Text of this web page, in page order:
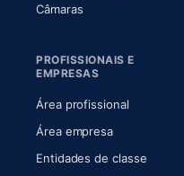
Câmaras(abre em nova aba)
PROFISSIONAIS E
EMPRESAS
Área profissional
Área empresa
Entidades de classe